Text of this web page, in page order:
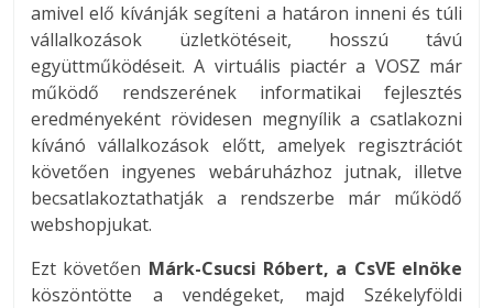
amivel elő kívánják segíteni a határon inneni és túli
vállalkozások üzletkötéseit, hosszú távú
együttműködéseit. A virtuális piactér a VOSZ már
működő rendszerének informatikai fejlesztés
eredményeként rövidesen megnyílik a csatlakozni
kívánó vállalkozások előtt, amelyek regisztrációt
követően ingyenes webáruházhoz jutnak, illetve
becsatlakoztathatják a rendszerbe már működő
webshopjukat.
Ezt követően Márk-Csucsi Róbert, a CsVE elnöke
köszöntötte a vendégeket, majd Székelyföldi